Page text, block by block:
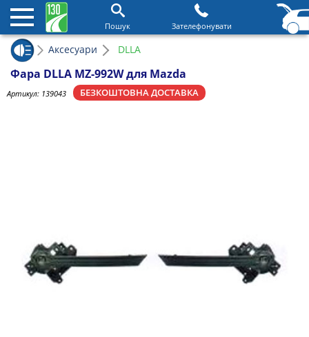
Пошук Зателефонувати
Аксесуари DLLA
Фара DLLA MZ-992W для Mazda
Артикул: 139043 БЕЗКОШТОВНА ДОСТАВКА